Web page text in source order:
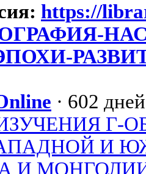
https://
· 602
Г-
И
И